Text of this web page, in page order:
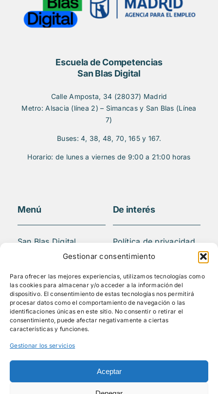
Gestionar consentimiento
Para ofrecer las mejores experiencias, utilizamos tecnologías como
las cookies para almacenar y/o acceder a la información del
dispositivo. El consentimiento de estas tecnologías nos permitirá
procesar datos como el comportamiento de navegación o las
identificaciones únicas en este sitio. No consentir o retirar el
consentimiento, puede afectar negativamente a ciertas
características y funciones.
Gestionar los servicios
Aceptar
Escuela de Competencias
San Blas Digital
Calle Amposta, 34 (28037) Madrid
Metro: Alsacia (línea 2) – Simancas y San Blas (Línea
7)
Buses: 4, 38, 48, 70, 165 y 167.
Horario: de lunes a viernes de 9:00 a 21:00 horas
Menú
San Blas Digital
Quiénes somos
Actividades
Blog
Mediateca
Contacto
De interés
Política de privacidad
Aviso legal